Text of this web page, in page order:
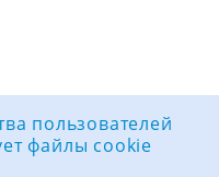
пользователей
файлы cookie